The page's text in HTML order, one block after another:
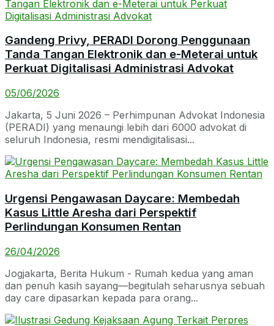
Gandeng Privy, PERADI Dorong Penggunaan
Tanda Tangan Elektronik dan e-Meterai untuk
Perkuat Digitalisasi Administrasi Advokat
05/06/2026
Jakarta, 5 Juni 2026 – Perhimpunan Advokat Indonesia
(PERADI) yang menaungi lebih dari 6000 advokat di
seluruh Indonesia, resmi mendigitalisasi...
Urgensi Pengawasan Daycare: Membedah
Kasus Little Aresha dari Perspektif
Perlindungan Konsumen Rentan
26/04/2026
Jogjakarta, Berita Hukum - Rumah kedua yang aman
dan penuh kasih sayang—begitulah seharusnya sebuah
day care dipasarkan kepada para orang...